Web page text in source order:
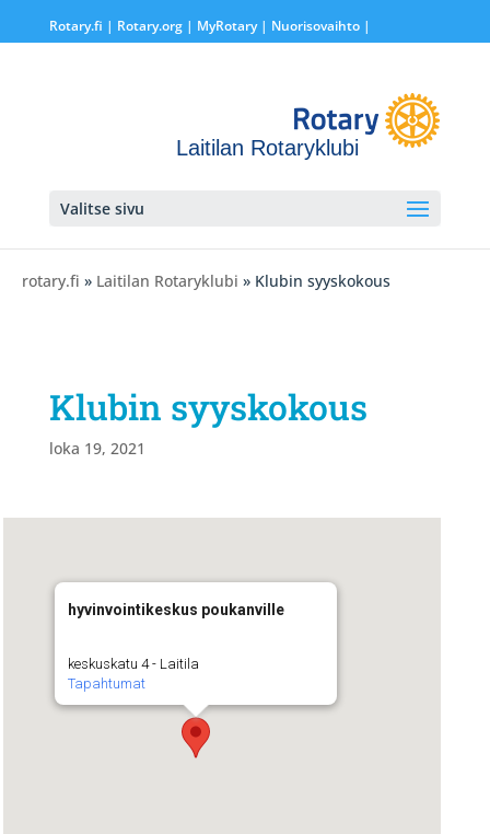
Rotary.fi | Rotary.org| MyRotary | Nuorisovaihto|
Laitilan Rotaryklubi
Valitse sivu
rotary.fi » Laitilan Rotaryklubi » Klubin syyskokous
Klubin syyskokous
loka 19, 2021
hyvinvointikeskus poukanville
keskuskatu 4 - Laitila
Tapahtumat